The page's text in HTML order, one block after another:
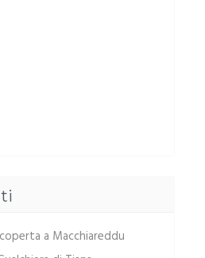
a Macchiareddu